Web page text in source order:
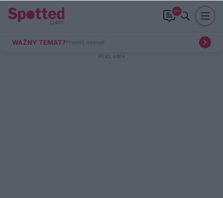
99+
WAŻNY TEMAT?Prześlij newsa!